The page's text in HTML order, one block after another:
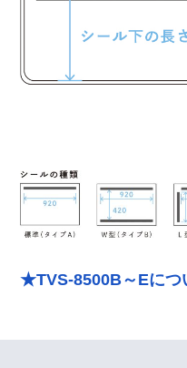
★TVS-8500B～Eに